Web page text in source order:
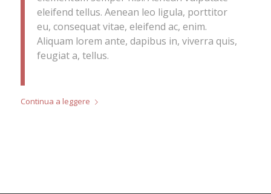
eleifend tellus. Aenean leo ligula, porttitor
eu, consequat vitae, eleifend ac, enim.
Aliquam lorem ante, dapibus in, viverra quis,
feugiat a, tellus.
Continua a leggere